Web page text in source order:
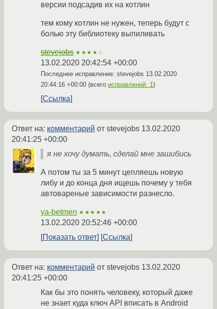
версии подсадив их на котлин
тем кому котлин не нужен, теперь будут с
болью эту библиотеку выпиливать
stevejobs ★★★★☆
13.02.2020 20:42:54 +00:00
Последнее исправление: stevejobs 13.02.2020
20:44:16 +00:00 (всего исправлений: 1)
Ссылка
Ответ на: комментарий от stevejobs 13.02.2020
20:41:25 +00:00
я не хочу думать, сделай мне зашибись
А потом ты за 5 минут цепляешь новую
либу и до конца дня ищешь почему у тебя
автовареные зависимости разнесло.
ya-betmen ★★★★★
13.02.2020 20:52:46 +00:00
Показать ответ
Ссылка
Ответ на: комментарий от stevejobs 13.02.2020
20:41:25 +00:00
Как бы это понять человеку, который даже
не знает куда ключ API вписать в Android